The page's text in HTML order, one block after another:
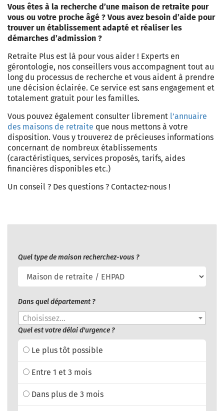
Vous êtes à la recherche d’une maison de retraite pour
vous ou votre proche âgé ? Vous avez besoin d’aide pour
trouver un établissement adapté et réaliser les
démarches d’admission ?
Retraite Plus est là pour vous aider ! Experts en
gérontologie, nos conseillers vous accompagnent tout au
long du processus de recherche et vous aident à prendre
une décision éclairée. Ce service est sans engagement et
totalement gratuit pour les familles.
Vous pouvez également consulter librement l’annuaire
des maisons de retraite que nous mettons à votre
disposition. Vous y trouverez de précieuses informations
concernant de nombreux établissements
(caractéristiques, services proposés, tarifs, aides
financières disponibles etc.)
Un conseil ? Des questions ? Contactez-nous !
Quel type de maison recherchez-vous ?
Dans quel département ?
Choisissez...
Quel est votre délai d'urgence ?
Le plus tôt possible
Entre 1 et 3 mois
Dans plus de 3 mois